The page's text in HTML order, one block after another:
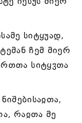
სიტყუად,
ჩემ მიერ
სიტყჳთა
რაჲთა მე